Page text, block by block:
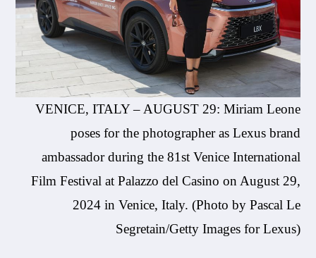
VENICE, ITALY – AUGUST 29: Miriam Leone
poses for the photographer as Lexus brand
ambassador during the 81st Venice International
Film Festival at Palazzo del Casino on August 29,
2024 in Venice, Italy. (Photo by Pascal Le
Segretain/Getty Images for Lexus)